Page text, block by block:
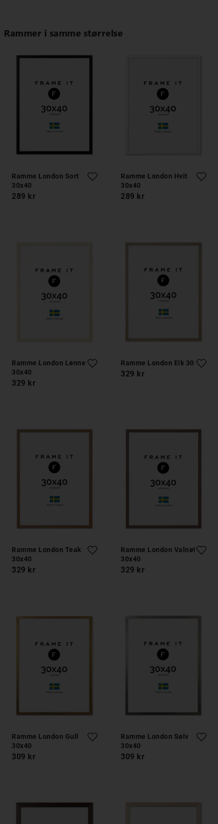
Rammer i samme størrelse
Ramme London Sort
30x40
289 kr
Ramme London Hvit
30x40
289 kr
Ramme London Lønnetre
30x40
329 kr
Ramme London Eik 30x40
329 kr
Ramme London Teak
30x40
329 kr
Ramme London Valnøtt
30x40
329 kr
Ramme London Gull
30x40
309 kr
Ramme London Sølv
30x40
309 kr